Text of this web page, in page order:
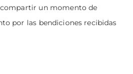
un momento de
por las bendiciones recibidas